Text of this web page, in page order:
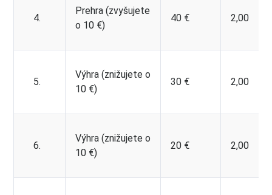
4.
Prehra (zvyšujete
o 10 €)
40 € 2,00
5.
Výhra (znižujete o
10 €)
30 € 2,00
6.
Výhra (znižujete o
10 €)
20 € 2,00